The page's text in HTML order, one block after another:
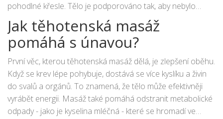
pohodlné křesle. Tělo je podporováno tak, aby nebylo
vystaveno tlaku na břicho ani na žíly. Masér používá
jemnější tlak než při klasické masáži, zaměřuje se na oblasti,
které nejvíce přetěžuje těhotenství: zadní část nohou,
bederní oblast, ramena a krk. Důležité je, že masáž
nepoužívá silné techniky nebo hluboké tlaky na břicho,
pánevní dno nebo mezi nohama - tyto oblasti jsou citlivé a
mohou vyvolat nežádoucí reakce.
Jak těhotenská masáž
pomáhá s únavou?
První věc, kterou těhotenská masáž dělá, je zlepšení oběhu.
Když se krev lépe pohybuje, dostává se více kyslíku a živin
do svalů a orgánů. To znamená, že tělo může efektivněji
vyrábět energii. Masáž také pomáhá odstranit metabolické
odpady - jako je kyselina mléčná - které se hromadí ve